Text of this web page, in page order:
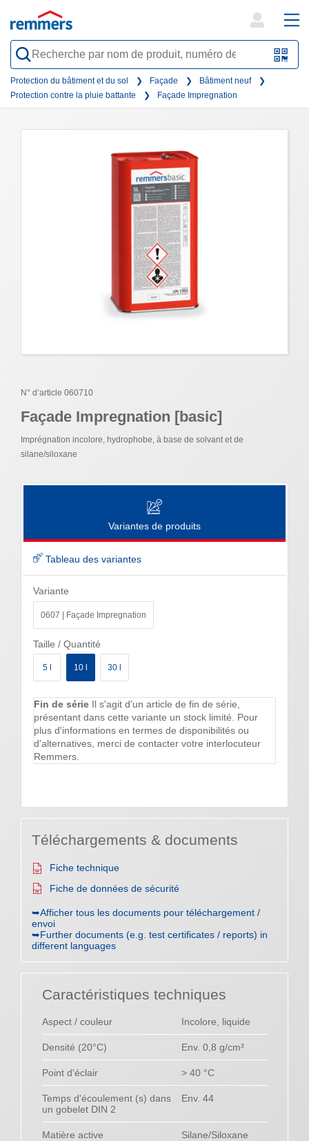
QR-
search
form
Protection du bâtiment et du sol Façade
Bâtiment neuf
Protection contre la pluie battante
Façade Impregnation
N° d’article 060710
Façade Impregnation [basic]
Imprégnation incolore, hydrophobe, à base de solvant et de
silane/siloxane
Variantes de produits
Tableau des variantes
Variante
0607 | Façade Impregnation
Taille / Quantité
5 l 10 l 30 l
Fin de série Il s'agit d'un article de fin de série,
présentant dans cette variante un stock limité. Pour
plus d'informations en termes de disponibilités ou
d'alternatives, merci de contacter votre interlocuteur
Remmers.
Téléchargements & documents
Fiche technique
Fiche de données de sécurité
➥Afficher tous les documents pour téléchargement /
envoi
➥Further documents (e.g. test certificates / reports) in
different languages
Caractéristiques techniques
Aspect / couleur Incolore, liquide
Densité (20°C) Env. 0,8 g/cm³
Point d'éclair > 40 °C
Temps d'écoulement (s) dans
un gobelet DIN 2
Env. 44
Matière active Silane/Siloxane